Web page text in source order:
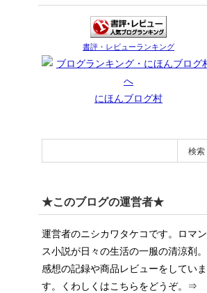
書評・レビューランキング
にほんブログ村
★このブログの運営者★
運営者のニシカワタケコです。ロマン
ス小説が日々の生活の一服の清涼剤。
感想の記録や商品レビューをしていま
す。くわしくはこちらをどうぞ。⇒